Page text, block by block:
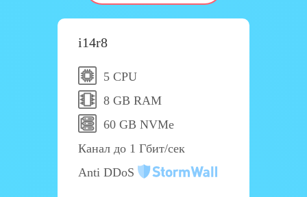
i14r8
5 CPU
8 GB RAM
60 GB NVMe
Канал до 1 Гбит/сек
Anti DDoS